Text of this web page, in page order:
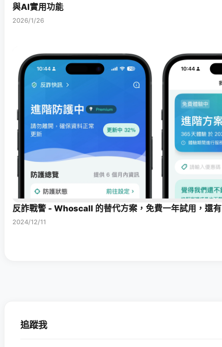
與AI實用功能
2026/1/26
反詐戰警 - Whoscall 的替代方案，免費一年試用，還
2024/12/11
追蹤我